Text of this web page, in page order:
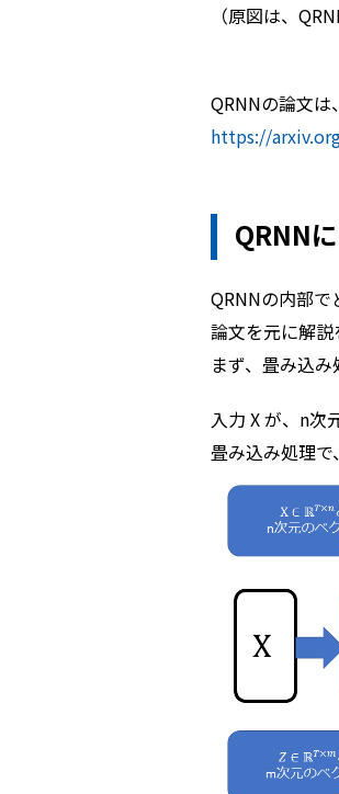
（原図は、
QRNNの論文は
https://
QRNN
QRNNの内部で
論文を元に解説
まず、畳み込み
入力 X が、n次
畳み込み処理